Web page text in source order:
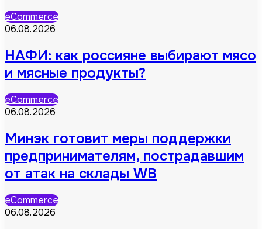
eCommerce
06.08.2026
НАФИ: как россияне выбирают мясо
и мясные продукты?
eCommerce
06.08.2026
Минэк готовит меры поддержки
предпринимателям, пострадавшим
от атак на склады WB
eCommerce
06.08.2026